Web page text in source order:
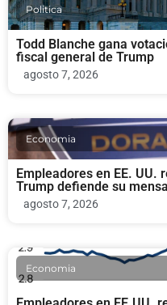
Politica
Todd Blanche gana
fiscal general de Trump
agosto 7, 2026
Economia
Empleadores en EE.
Trump defiende su
agosto 7, 2026
Economia